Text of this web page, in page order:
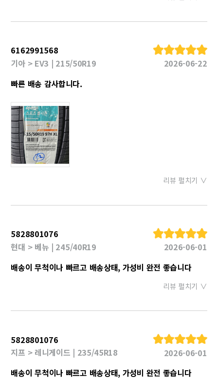
6162991568
기아 > EV3 | 215/50R19
2026-06-22
빠른 배송 감사합니다.
리뷰 펼치기 ∨
5828801076
현대 > 베뉴 | 245/40R19
2026-06-01
배송이 무척이나 빠르고 배송상태, 가성비 완전 좋습니다
리뷰 펼치기 ∨
5828801076
지프 > 레니게이드 | 235/45R18
2026-06-01
배송이 무척이나 빠르고 배송상태, 가성비 완전 좋습니다